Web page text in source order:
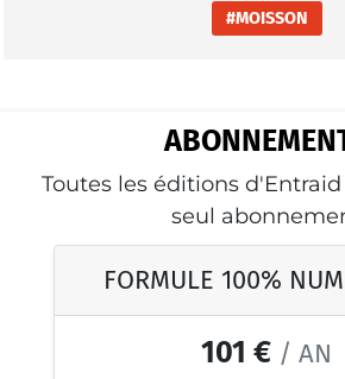
#MOISSON
Toutes les éditions
seul
FORMULE 100%
101 € / AN